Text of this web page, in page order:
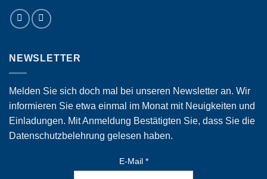
NEWSLETTER
Melden Sie sich doch mal bei unseren Newsletter an. Wir
informieren Sie etwa einmal im Monat mit Neuigkeiten und
Einladungen. Mit Anmeldung Bestätigten Sie, dass Sie die
Datenschutzbelehrung gelesen haben.
E-Mail *